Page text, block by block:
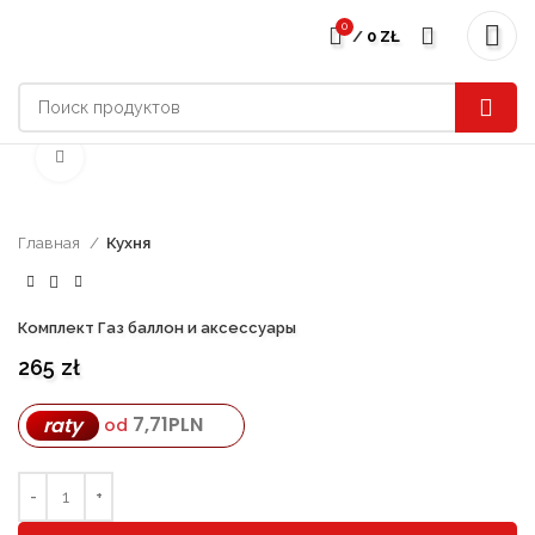
0
/ 0 ZŁ
Главная Кухня
Комплект Газ баллон и аксессуары
265 zł
raty od 7,71PLN